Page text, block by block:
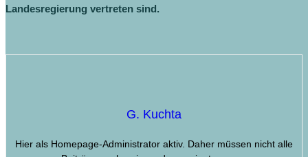
Landesregierung vertreten sind.
G. Kuchta
Hier als Homepage-Administrator aktiv. Daher müssen nicht alle